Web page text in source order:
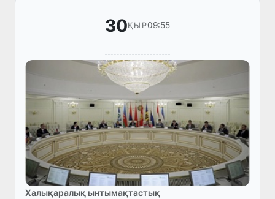
30ҚЫР09:55
Халықаралық ынтымақтастық